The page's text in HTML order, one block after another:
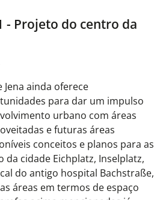
- Projeto do centro da
ainda oferece
para dar um impulso
urbano com áreas
e futuras áreas
conceitos e planos para as
da cidade Eichplatz, Inselplatz,
do antigo hospital Bachstraße,
áreas em termos de espaço